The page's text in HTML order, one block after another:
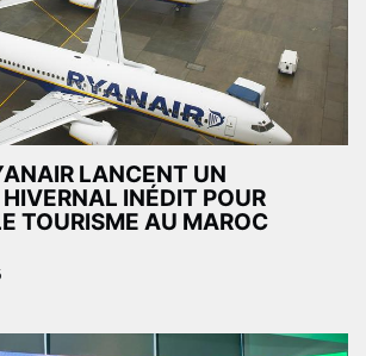
LANCENT UN
INÉDIT POUR
TOURISME AU MAROC